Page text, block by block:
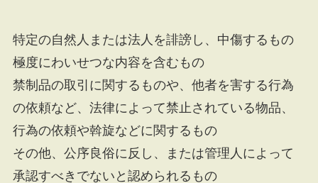
特定の自然人または法人を誹謗し、中傷するもの
極度にわいせつな内容を含むもの
禁制品の取引に関するものや、他者を害する行為
の依頼など、法律によって禁止されている物品、
行為の依頼や斡旋などに関するもの
その他、公序良俗に反し、または管理人によって
承認すべきでないと認められるもの